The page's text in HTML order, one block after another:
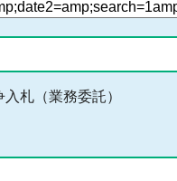
札（業務委託）